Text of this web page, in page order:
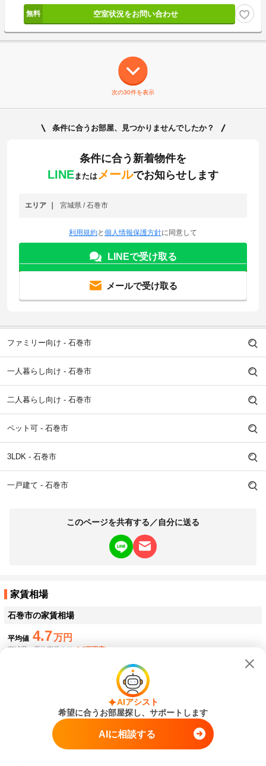
空室状況をお問い合わせ
次の30件を表示
条件に合うお部屋、見つかりませんでしたか？
条件に合う新着物件を
LINEまたは メールでお知らせします
エリア 宮城県 / 石巻市
利用規約と 個人情報保護方針に同意して
LINEで受け取る
メールで受け取る
ファミリー向け - 石巻市
一人暮らし向け - 石巻市
二人暮らし向け - 石巻市
ペット可 - 石巻市
3LDK - 石巻市
一戸建て - 石巻市
このページを共有する／自分に送る
家賃相場
石巻市の家賃相場
平均値 4.7万円
宮城県の平均家賃より −1.3万円安い
−0.8万円安い
基本条件で家賃相場を比較する
間取りで家賃相場を比較する
AIアシスト
希望に合うお部屋探し、サポートします
AIに相談する